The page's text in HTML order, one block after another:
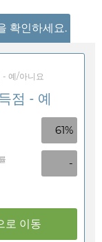
확인하세요.
- 예/아니요
점 - 예
61%
-
로 이동